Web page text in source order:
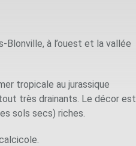
Blonville, à l’ouest et la vallée
tropicale au jurassique
très drainants. Le décor est
sols secs) riches.